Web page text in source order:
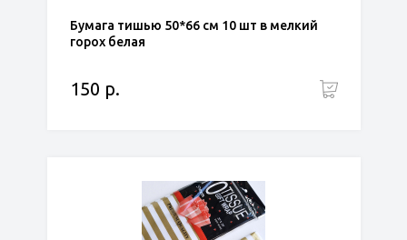
Бумага тишью 50*66 см 10 шт в мелкий
горох белая
150 р.